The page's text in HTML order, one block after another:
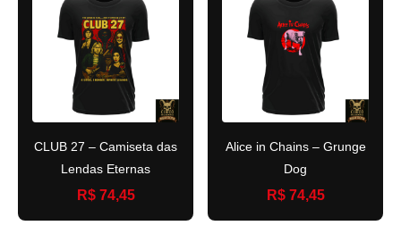
CLUB 27 – Camiseta das
Lendas Eternas
R$ 74,45
Alice in Chains – Grunge
Dog
R$ 74,45